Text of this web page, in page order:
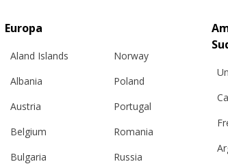
Europa
Aland Islands
Albania
Austria
Belgium
Bulgaria
Norway
Poland
Portugal
Romania
Russia